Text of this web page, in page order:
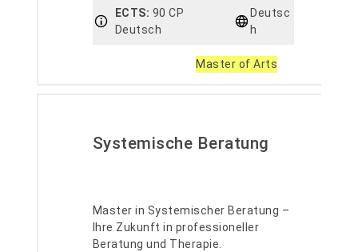
ECTS: 90 CP
Deutsch
Deutsc
h
Master of Arts
Systemische Beratung
Master in Systemischer Beratung –
Ihre Zukunft in professioneller
Beratung und Therapie.